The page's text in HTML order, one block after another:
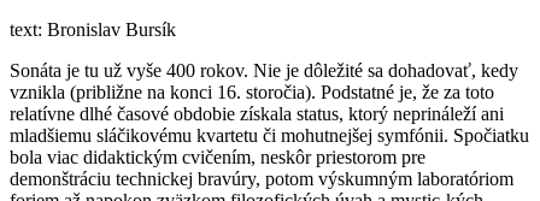
text: Bronislav Bursík
Sonáta je tu už vyše 400 rokov. Nie je dôležité sa dohadovať, kedy
vznikla (približne na konci 16. storočia). Podstatné je, že za toto
relatívne dlhé časové obdobie získala status, ktorý neprináleží ani
mladšiemu sláčikovému kvartetu či mohutnejšej symfónii. Spočiatku
bola viac didaktickým cvičením, neskôr priestorom pre
demonštráciu technickej bravúry, potom výskumným laboratóriom